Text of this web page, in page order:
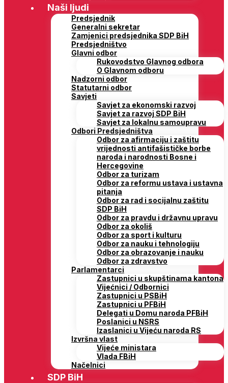
Naši ljudi
Predsjednik
Generalni sekretar
Zamjenici predsjednika SDP BiH
Predsjedništvo
Glavni odbor
Rukovodstvo Glavnog odbora
O Glavnom odboru
Nadzorni odbor
Statutarni odbor
Savjeti
Savjet za ekonomski razvoj
Savjet za razvoj SDP BiH
Savjet za lokalnu samoupravu
Odbori Predsjedništva
Odbor za afirmaciju i zaštitu
vrijednosti antifašističke borbe
naroda i narodnosti Bosne i
Hercegovine
Odbor za turizam
Odbor za reformu ustava i ustavna
pitanja
Odbor za rad i socijalnu zaštitu
SDP BiH
Odbor za pravdu i državnu upravu
Odbor za okoliš
Odbor za sport i kulturu
Odbor za nauku i tehnologiju
Odbor za obrazovanje i nauku
Odbor za zdravstvo
Parlamentarci
Zastupnici u skupštinama kantona
Vijećnici / Odbornici
Zastupnici u PSBiH
Zastupnici u PFBiH
Delegati u Domu naroda PFBiH
Poslanici u NSRS
Izaslanici u Vijeću naroda RS
Izvršna vlast
Vijeće ministara
Vlada FBiH
Načelnici
SDP BiH